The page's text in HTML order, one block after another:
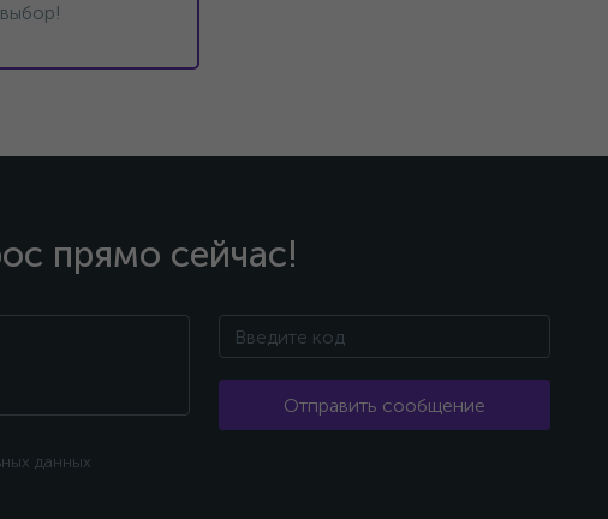
прямо сейчас!
Отправить сообщение
данных